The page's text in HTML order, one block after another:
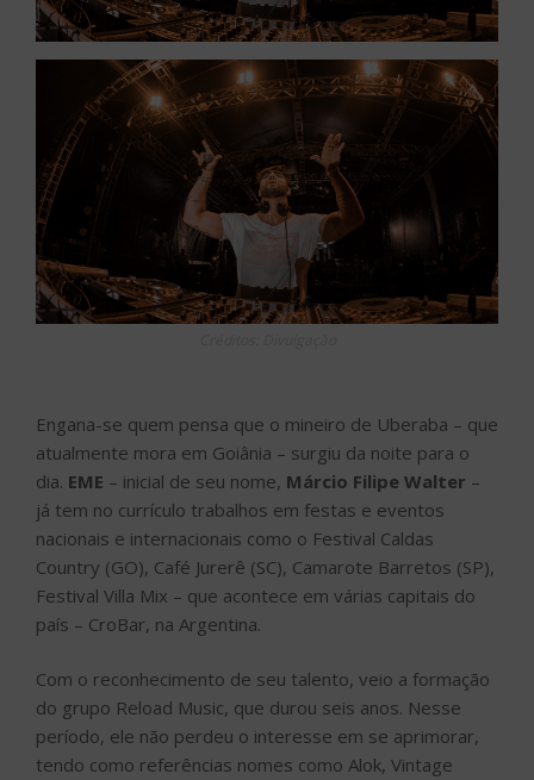
Engana-se quem pensa que o mineiro de Uberaba – que
atualmente mora em Goiânia – surgiu da noite para o
dia. EME – inicial de seu nome, Márcio Filipe Walter –
já tem no currículo trabalhos em festas e eventos
nacionais e internacionais como o Festival Caldas
Country (GO), Café Jurerê (SC), Camarote Barretos (SP),
Festival Villa Mix – que acontece em várias capitais do
país – CroBar, na Argentina.
Com o reconhecimento de seu talento, veio a formação
do grupo Reload Music, que durou seis anos. Nesse
período, ele não perdeu o interesse em se aprimorar,
tendo como referências nomes como Alok, Vintage